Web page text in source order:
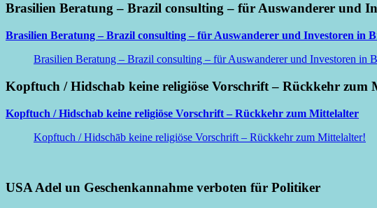
Brasilien Beratung – Brazil consulting – für Auswanderer und
Brasilien Beratung – Brazil consulting – für Auswanderer und Investoren in
Brasilien Beratung – Brazil consulting – für Auswanderer und Investoren in
Kopftuch / Hidschab keine religiöse Vorschrift – Rückkehr zum
Kopftuch / Hidschab keine religiöse Vorschrift – Rückkehr zum Mittelalter
Kopftuch / Hidschāb keine religiöse Vorschrift – Rückkehr zum Mittelalter!
USA Adel un Geschenkannahme verboten für Politiker